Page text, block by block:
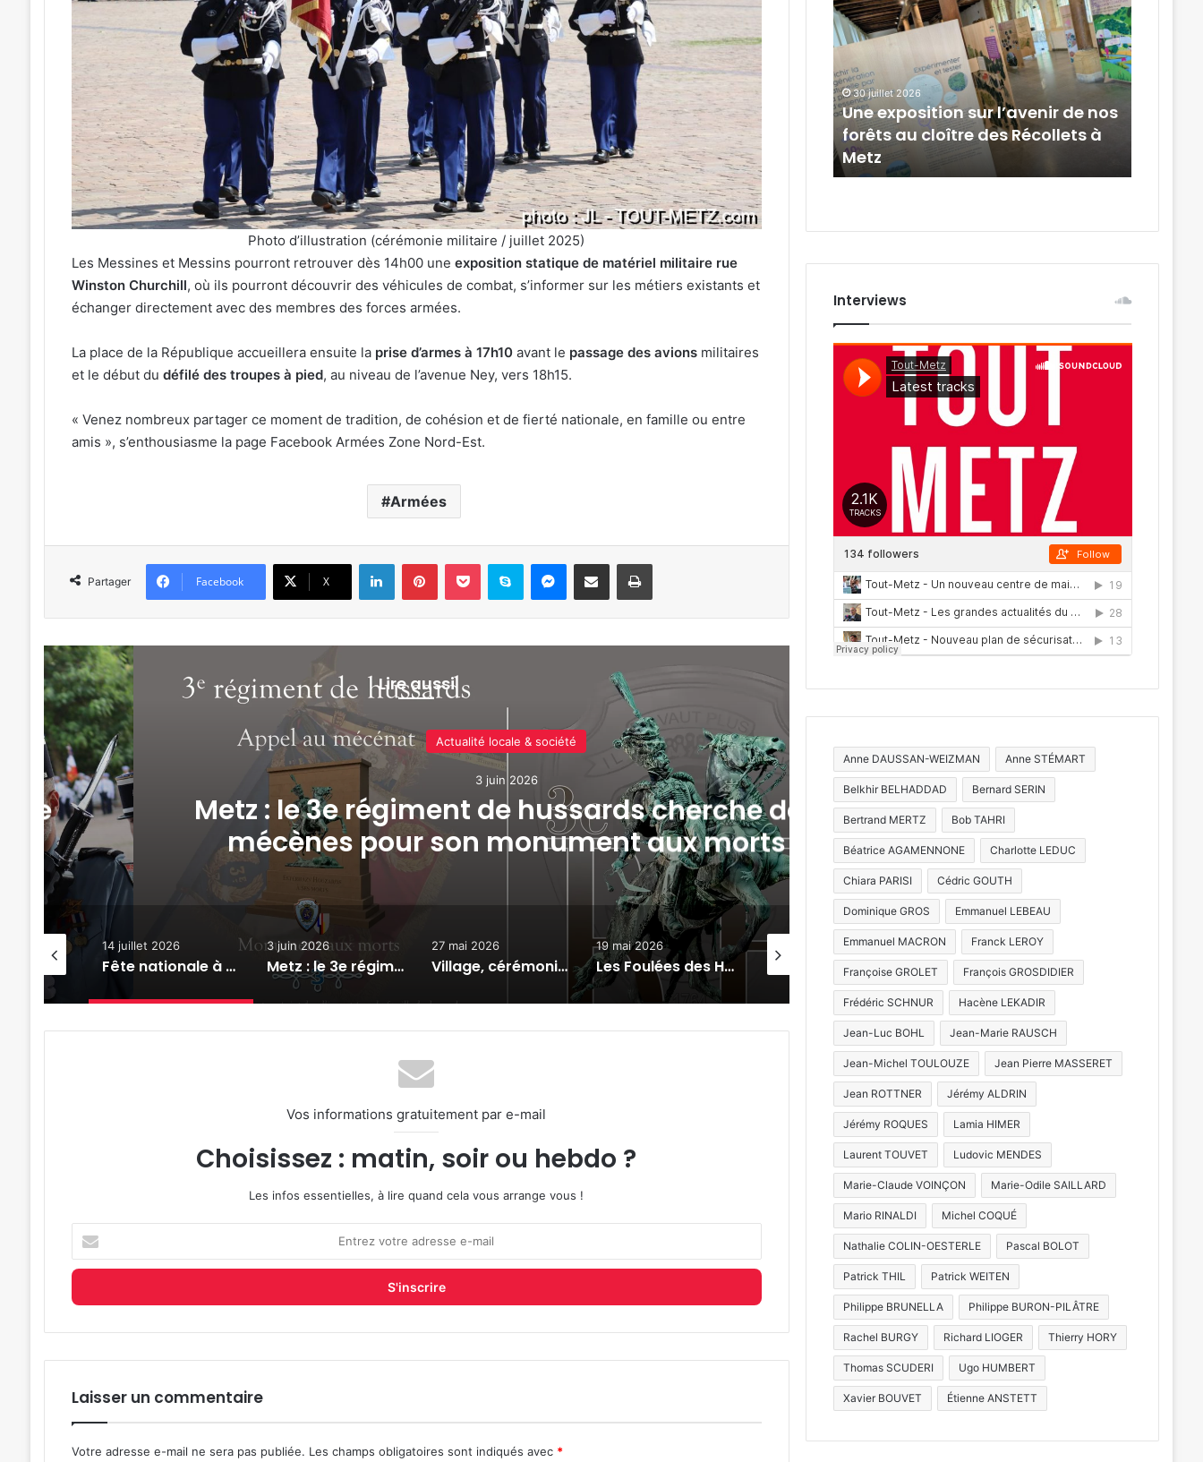
Photo d’illustration (cérémonie militaire / juillet 2025)
Les Messines et Messins pourront retrouver dès 14h00 une exposition statique de matériel militaire rue
Winston Churchill, où ils pourront découvrir des véhicules de combat, s’informer sur les métiers existants et
échanger directement avec des membres des forces armées.
La place de la République accueillera ensuite laprise d’armes à 17h10avant le passage des avions militaires
et le début du défilé des troupes à pied, au niveau de l’avenue Ney, vers 18h15.
« Venez nombreux partager ce moment de tradition, de cohésion et de fierté nationale, en famille ou entre
amis », s’enthousiasme la page Facebook Armées Zone Nord-Est.
Armées
Partager Facebook X
LinkedinPinterestPocket Skype Messenger
Partager par e-mail Imprimer
Lire aussi
le
Actualité locale & société
3 juin 2026
Metz : le 3e régiment de hussards cherche des
mécènes pour son monument aux morts
Village,
nationale
14 juillet 2026
Fête nationale à Metz : revivez en images le défilé militaire du 13 juillet 2026
3 juin 2026
Metz : le 3e régiment de hussards cherche des mécènes pour son monument aux morts
27 mai 2026
Village, cérémonie, cinéma plein air : la Marine nationale fête ses 400 ans à Metz
19 mai 2026
Les Foulées des Hussards, une course solidaire le 7 juin 2026 à Metz
8 mai 2026
Robert Schuman, Aquatriathlon, Fort Wagner : 7 actus de la semaine à Metz Métropole (8 mai 2026)
14 juillet 2026
Fête nationale à Metz : revivez en images le défilé militaire du 13 juillet 2026
Vos informations gratuitement par e-mail
Choisissez : matin, soir ou hebdo ?
Les infos essentielles, à lire quand cela vous arrange vous !
votre
adresse
mail
Laisser un commentaire
Votre adresse e-mail ne sera pas publiée. Les champs obligatoires sont indiqués avec *
de musique celte
au parc archéologique
les 7 et 8 août 2026
Une
émotion
particulière
»
Michel
en
cuisine
pour
le
grand
dîner
de
la
FIM
31 juillet 2026
« Une émotion particulière » :
Michel Roth en cuisine pour le
grand dîner caritatif de la FIM
2026
Metz,
armée,
sports
de
combat
:
7
actus
de
la
semaine
à
Metz
juillet
2026)
31 juillet 2026
Tout-Metz, armée, sports de
combat : 7 actus de la semaine à
Metz (31 juillet 2026)
exposition
sur
l’avenir
nos
forêts
au
cloître
des
Récollets
30 juillet 2026
Une exposition sur l’avenir de nos
forêts au cloître des Récollets à
Metz
:
une
boutique
Emmaüs
a
Interviews
Anne DAUSSAN-WEIZMAN Anne STÉMART
Belkhir BELHADDAD Bernard SERIN
Bertrand MERTZ Bob TAHRI
Béatrice AGAMENNONE Charlotte LEDUC
Chiara PARISI Cédric GOUTH
Dominique GROS Emmanuel LEBEAU
Emmanuel MACRON Franck LEROY
Françoise GROLET François GROSDIDIER
Frédéric SCHNUR Hacène LEKADIR
Jean-Luc BOHL Jean-Marie RAUSCH
Jean-Michel TOULOUZE Jean Pierre MASSERET
Jean ROTTNER Jérémy ALDRIN
Jérémy ROQUES Lamia HIMER
Laurent TOUVET Ludovic MENDES
Marie-Claude VOINÇON Marie-Odile SAILLARD
Mario RINALDI Michel COQUÉ
Nathalie COLIN-OESTERLE Pascal BOLOT
Patrick THIL Patrick WEITEN
Philippe BRUNELLA Philippe BURON-PILÂTRE
Rachel BURGY Richard LIOGER Thierry HORY
Thomas SCUDERI Ugo HUMBERT
Xavier BOUVET Étienne ANSTETT